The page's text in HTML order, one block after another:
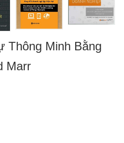
Thông Minh Bằng
Marr